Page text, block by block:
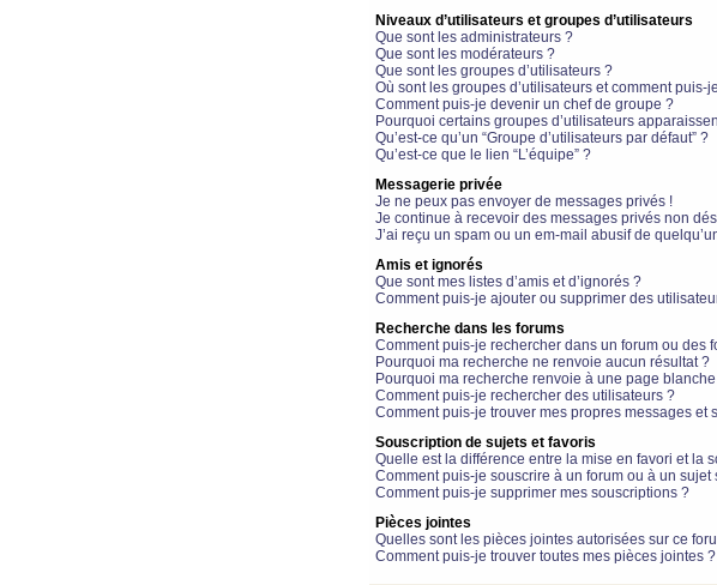
Niveaux d’utilisateurs et groupes d’utilisateurs
Que sont les administrateurs ?
Que sont les modérateurs ?
Que sont les groupes d’utilisateurs ?
Où sont les groupes d’utilisateurs et comment puis-
Comment puis-je devenir un chef de groupe ?
Pourquoi certains groupes d’utilisateurs
Qu’est-ce qu’un “Groupe d’utilisateurs par défaut” ?
Qu’est-ce que le lien “L’équipe” ?
Messagerie privée
Je ne peux pas envoyer de messages privés !
Je continue à recevoir des messages privés non
J’ai reçu un spam ou un em-mail abusif de
Amis et ignorés
Que sont mes listes d’amis et d’ignorés ?
Comment puis-je ajouter ou supprimer des
Recherche dans les forums
Comment puis-je rechercher dans un forum ou des
Pourquoi ma recherche ne renvoie aucun résultat ?
Pourquoi ma recherche renvoie à une page
Comment puis-je rechercher des utilisateurs ?
Comment puis-je trouver mes propres messages et
Souscription de sujets et favoris
Quelle est la différence entre la mise en favori et la
Comment puis-je souscrire à un forum ou à un sujet
Comment puis-je supprimer mes souscriptions ?
Pièces jointes
Quelles sont les pièces jointes autorisées sur ce
Comment puis-je trouver toutes mes pièces jointes ?